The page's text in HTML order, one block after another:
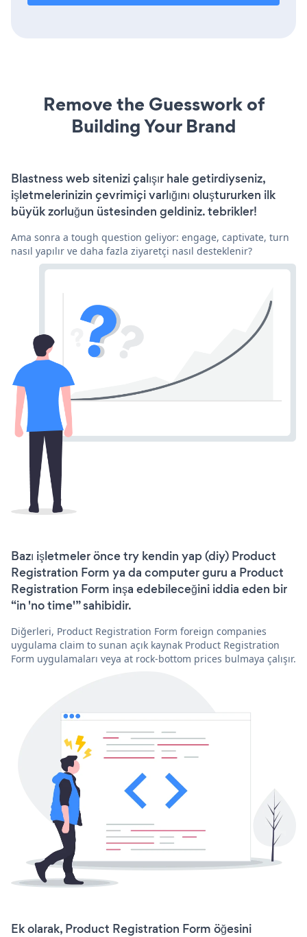
Remove the Guesswork of
Building Your Brand
Blastness web sitenizi çalışır hale getirdiyseniz,
işletmelerinizin çevrimiçi varlığını oluştururken ilk
büyük zorluğun üstesinden geldiniz. tebrikler!
Ama sonra a tough question geliyor: engage, captivate, turn
nasıl yapılır ve daha fazla ziyaretçi nasıl desteklenir?
Bazı işletmeler önce try kendin yap (diy) Product
Registration Form ya da computer guru a Product
Registration Form inşa edebileceğini iddia eden bir
“in 'no time'” sahibidir.
Diğerleri, Product Registration Form foreign companies
uygulama claim to sunan açık kaynak Product Registration
Form uygulamaları veya at rock-bottom prices bulmaya çalışır.
Ek olarak, Product Registration Form öğesini